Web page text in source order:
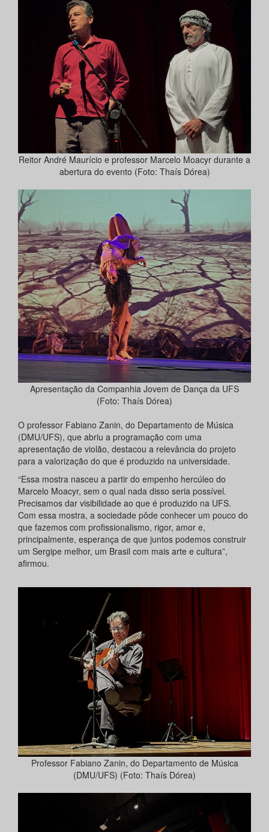
Reitor André Maurício e professor Marcelo Moacyr durante a
abertura do evento (Foto: Thaís Dórea)
Apresentação da Companhia Jovem de Dança da UFS
(Foto: Thaís Dórea)
O professor Fabiano Zanin, do Departamento de Música
(DMU/UFS), que abriu a programação com uma
apresentação de violão, destacou a relevância do projeto
para a valorização do que é produzido na universidade.
“Essa mostra nasceu a partir do empenho hercúleo do
Marcelo Moacyr, sem o qual nada disso seria possível.
Precisamos dar visibilidade ao que é produzido na UFS.
Com essa mostra, a sociedade pôde conhecer um pouco do
que fazemos com profissionalismo, rigor, amor e,
principalmente, esperança de que juntos podemos construir
um Sergipe melhor, um Brasil com mais arte e cultura”,
afirmou.
Professor Fabiano Zanin, do Departamento de Música
(DMU/UFS) (Foto: Thaís Dórea)